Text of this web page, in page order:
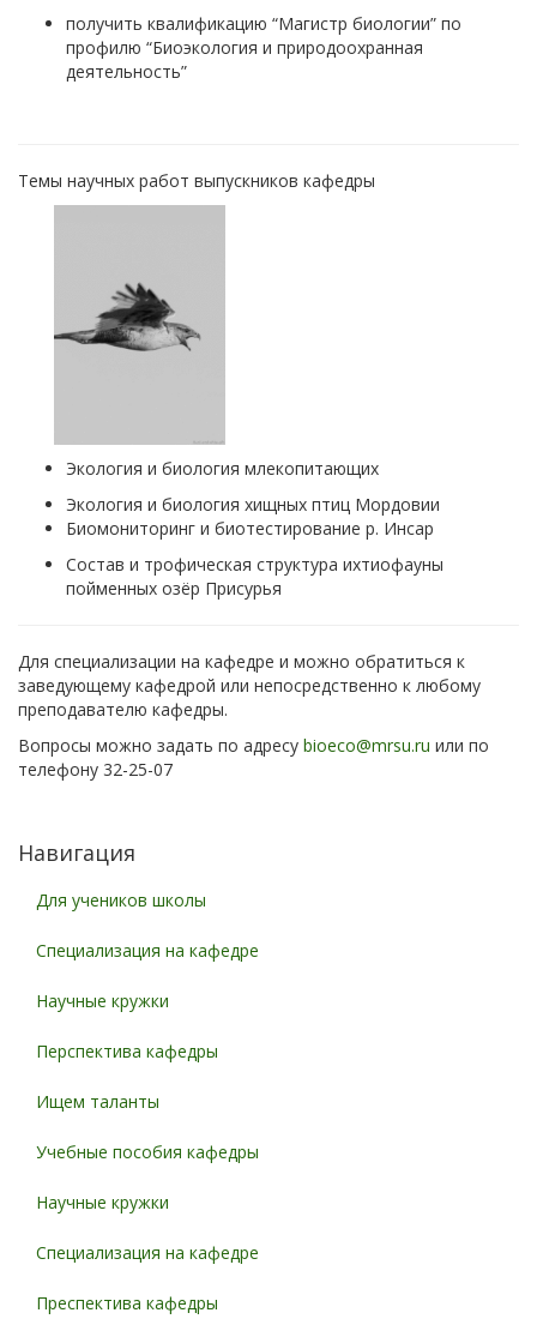
получить квалификацию “Магистр биологии” по
профилю “Биоэкология и природоохранная
деятельность”
Темы научных работ выпускников кафедры
Экология и биология млекопитающих
Экология и биология хищных птиц Мордовии
Биомониторинг и биотестирование р. Инсар
Состав и трофическая структура ихтиофауны
пойменных озёр Присурья
Для специализации на кафедре и можно обратиться к
заведующему кафедрой или непосредственно к любому
преподавателю кафедры.
Вопросы можно задать по адресу bioeco@mrsu.ru или по
телефону 32-25-07
Навигация
Для учеников школы
Специализация на кафедре
Научные кружки
Перспектива кафедры
Ищем таланты
Учебные пособия кафедры
Научные кружки
Специализация на кафедре
Преспектива кафедры